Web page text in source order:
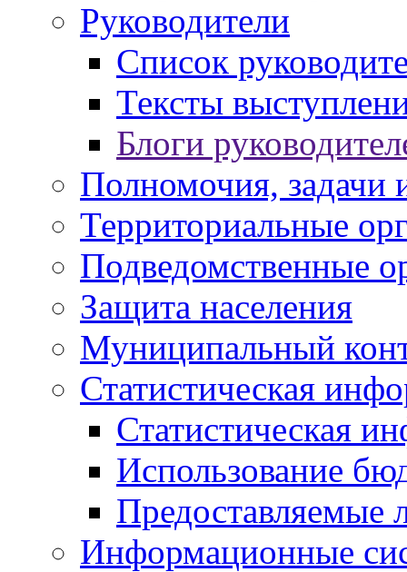
Руководители
Список
Тексты
Блоги
Полномочия, задачи
Территориальные
Подведомственные
Защита населения
Муниципальный
Статистическая
Статистическая
Использование
Предоставляемые
Информационные